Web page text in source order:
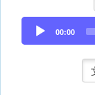
Audio
Player
00:00